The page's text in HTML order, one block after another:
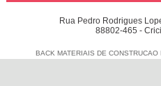
Rua Pedro Rodrigues
88802-465 -
BACK MATERIAIS DE